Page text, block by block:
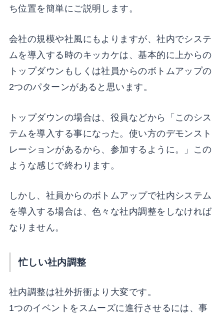
ち位置を簡単にご説明します。
会社の規模や社風にもよりますが、社内でシステ
ムを導入する時のキッカケは、基本的に上からの
トップダウンもしくは社員からのボトムアップの
2つのパターンがあると思います。
トップダウンの場合は、役員などから「このシス
テムを導入する事になった。使い方のデモンスト
レーションがあるから、参加するように。」この
ような感じで終わります。
しかし、社員からのボトムアップで社内システム
を導入する場合は、色々な社内調整をしなければ
なりません。
忙しい社内調整
社内調整は社外折衝より大変です。
1つのイベントをスムーズに進行させるには、事